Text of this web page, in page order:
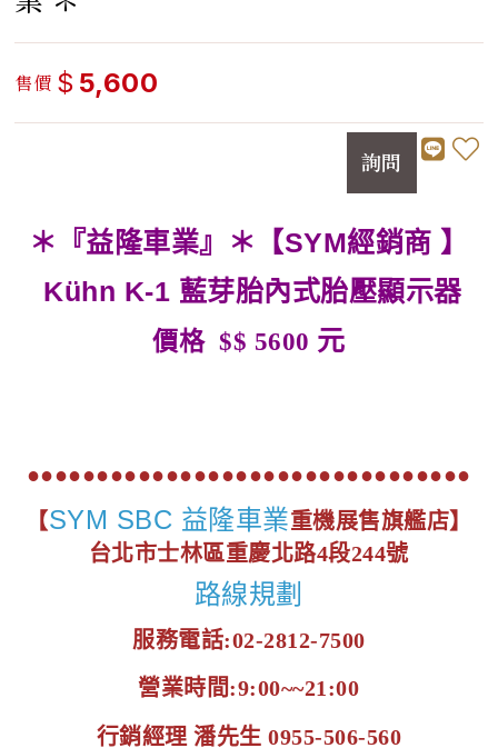
售價 $ 5,600
詢問
＊『益隆車業』＊【SYM經銷商 】
Kühn K-1 藍芽胎內式胎壓顯示器
價格 $$ 5600 元
●●●●●●●●●●●●●●●●●●●●●●●●●●●●●●●●
【SYM SBC 益隆車業重機展售旗艦店】
台北市士林區重慶北路4段244號
路線規劃
服務電話:02-2812-7500
營業時間:9:00~~21:00
行銷經理 潘先生 0955-506-560